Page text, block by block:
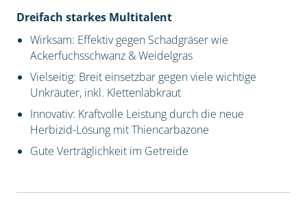
Dreifach starkes Multitalent
Wirksam: Effektiv gegen Schadgräser wie
Ackerfuchsschwanz & Weidelgras
Vielseitig: Breit einsetzbar gegen viele wichtige
Unkräuter, inkl. Klettenlabkraut
Innovativ: Kraftvolle Leistung durch die neue
Herbizid-Lösung mit Thiencarbazone
Gute Verträglichkeit im Getreide